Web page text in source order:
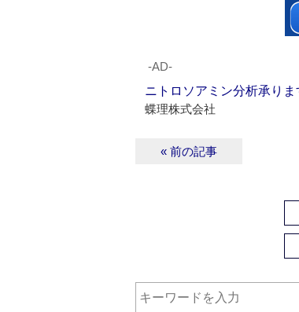
‐AD‐
ニトロソアミン分析承り
蝶理株式会社
« 前の記事